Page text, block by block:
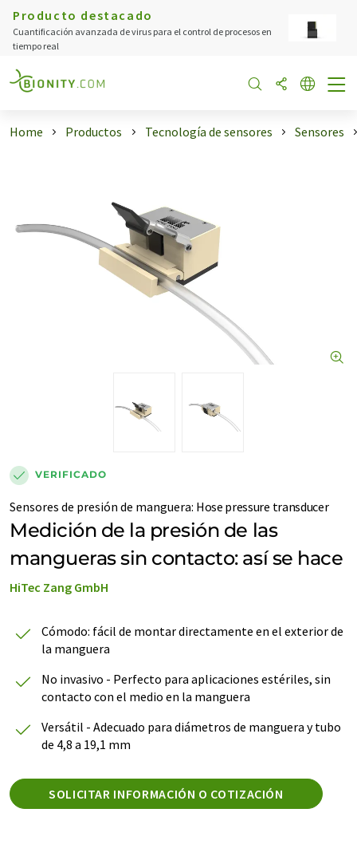
Producto destacado
Cuantificación avanzada de virus para el control de procesos en
tiempo real
Home Productos Tecnología de sensores Sensores
VERIFICADO
Sensores de presión de manguera: Hose pressure transducer
Medición de la presión de las
mangueras sin contacto: así se hace
HiTec Zang GmbH
Cómodo: fácil de montar directamente en el exterior de
la manguera
No invasivo - Perfecto para aplicaciones estériles, sin
contacto con el medio en la manguera
Versátil - Adecuado para diámetros de manguera y tubo
de 4,8 a 19,1 mm
SOLICITAR INFORMACIÓN O COTIZACIÓN